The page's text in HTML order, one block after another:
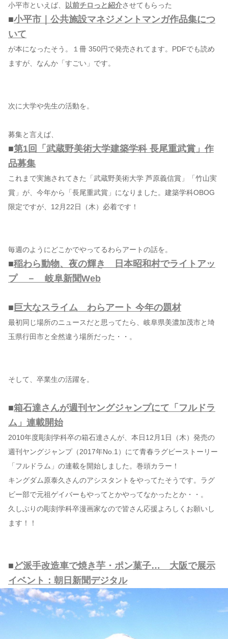
小平市といえば、 以前チロっと紹介させてもらった
■小平市｜公共施設マネジメントマンガ作品集につ
いて
が本になったそう。１冊 350円で発売されてます。PDFでも読め
ますが、なんか「すごい」です。
次に大学や先生の活動を。
募集と言えば、
■第1回「武蔵野美術大学建築学科 長尾重武賞」作
品募集
これまで実施されてきた「武蔵野美術大学 芦原義信賞」「竹山実
賞」が、今年から「長尾重武賞」になりました。建築学科OBOG
限定ですが、12月22日（木）必着です！
毎週のようにどこかでやってるわらアートの話を。
■稲わら動物、夜の輝き 日本昭和村でライトアッ
プ － 岐阜新聞Web
■ 巨大なスライム わらアート 今年の題材
最初同じ場所のニュースだと思ってたら、岐阜県美濃加茂市と埼
玉県行田市と全然違う場所だった・・。
そして、卒業生の活躍を。
■箱石達さんが週刊ヤングジャンプにて「フルドラ
ム」連載開始
2010年度彫刻学科卒の箱石達さんが、本日12月1日（木）発売の
週刊ヤングジャンプ（2017年No.1）にて青春ラグビーストーリー
「フルドラム」の連載を開始しました。巻頭カラー！
キングダム原泰久さんのアシスタントをやってたそうです。ラグ
ビー部で元祖ゲイバーもやってとかやってなかったとか・・。
久しぶりの彫刻学科卒漫画家なので皆さん応援よろしくお願いし
ます！！
■ ど派手改造車で焼き芋・ポン菓子… 大阪で展示
イベント：朝日新聞デジタル